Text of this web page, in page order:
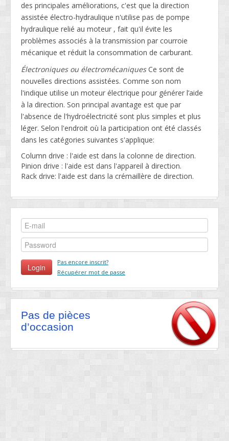
des principales améliorations, c'est que la direction
assistée électro-hydraulique n'utilise pas de pompe
hydraulique relié au moteur , fait qu'il évite les
problèmes associés à la transmission par courroie
mécanique et réduit la consommation de carburant.
Électroniques ou électromécaniquesCe sont de
nouvelles directions assistées. Comme son nom
l'indique utilise un moteur électrique pour générer l’aide
à la direction. Son principal avantage est que par
l'absence de l'hydroélectricité sont plus simples et plus
léger. Selon l'endroit où la participation ont été classés
dans les catégories suivantes s'applique:
Column drive : l'aide est dans la colonne de direction.
Pinion drive : l'aide est dans l'appareil à direction.
Rack drive: l'aide est dans la crémaillère de direction.
Pas encore inscrit?
Récupérer mot de passe
Pas de pièces
d’occasion